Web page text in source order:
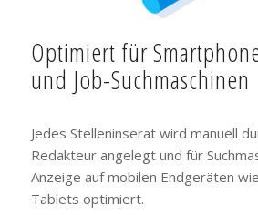
Optimiert für
und Job-Suchmaschinen
Jedes Stelleninserat wird manuell
Redakteur angelegt und für
Anzeige auf mobilen Endgeräten
Tablets optimiert.